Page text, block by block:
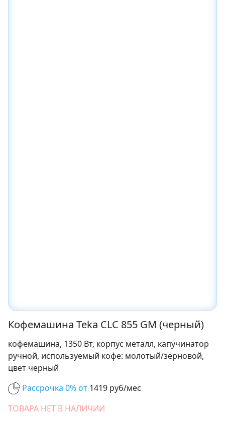
Кофемашина Teka CLC 855 GM (черный)
кофемашина, 1350 Вт, корпус металл, капучинатор
ручной, используемый кофе: молотый/зерновой,
цвет черный
Рассрочка 0% от 1419 руб/мес
ТОВАРА НЕТ В НАЛИЧИИ